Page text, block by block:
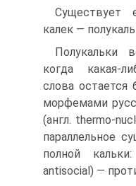
Существует
калек —
Полукальки
когда какая-
слова остается
морфемами
(англ. thermo-
параллельное
полной
antisocial) —